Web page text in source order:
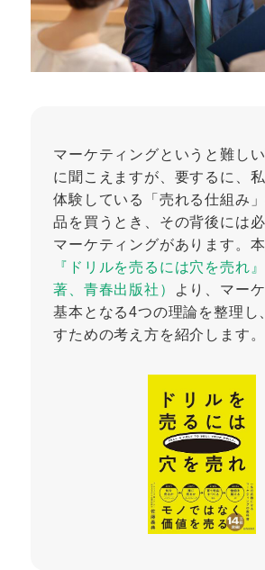
マーケティングというと難し
に聞こえますが、要するに、
体験している「売れる仕組み
品を買うとき、その背後には
マーケティングがあります。
『ドリルを売るには穴を売れ
著、青春出版社）
より、マー
基本となる4つの理論を整理し
すための考え方を紹介します。